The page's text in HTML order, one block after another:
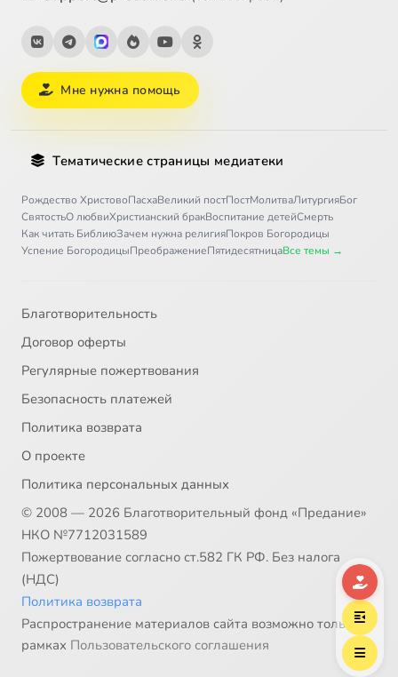
Мне нужна помощь
Тематические страницы медиатеки
Рождество ХристовоПасхаВеликий постПостМолитваЛитургияБог
СвятостьО любвиХристианский бракВоспитание детейСмерть
Как читать БиблиюЗачем нужна религияПокров Богородицы
Успение БогородицыПреображениеПятидесятницаВсе темы →
Благотворительность
Договор оферты
Регулярные пожертвования
Безопасность платежей
Политика возврата
О проекте
Политика персональных данных
© 2008 — 2026 Благотворительный фонд «Предание»
НКО №7712031589
Пожертвование согласно ст.582 ГК РФ. Без налога
(НДС)
Политика возврата
Распространение материалов сайта возможно только в
рамках Пользовательского соглашения